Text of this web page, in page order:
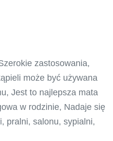
zastosowania,
może być używana
Jest to najlepsza mata
w rodzinie, Nadaje się
pralni, salonu, sypialni,